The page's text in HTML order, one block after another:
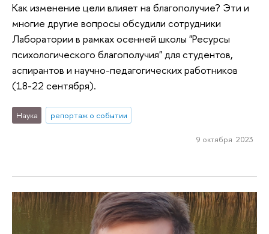
Как изменение цели влияет на благополучие? Эти и
многие другие вопросы обсудили сотрудники
Лаборатории в рамках осенней школы "Ресурсы
психологического благополучия" для студентов,
аспирантов и научно-педагогических работников
(18-22 сентября).
Наука репортаж о событии
9 октября 2023